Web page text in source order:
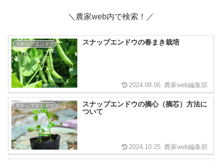
＼農家web内で検索！／
スナップエンドウ スナップエンドウの春まき栽培
2024.08.06 農家web編集部
スナップエンドウ
スナップエンドウの摘心（摘芯）方法に
ついて
2024.10.25 農家web編集部